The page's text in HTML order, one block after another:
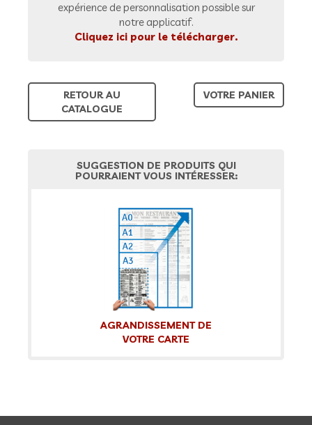
expérience de personnalisation possible sur
notre applicatif.
Cliquez ici pour le télécharger.
RETOUR AU
CATALOGUE
VOTRE PANIER
SUGGESTION DE PRODUITS QUI
POURRAIENT VOUS INTÉRESSER:
AGRANDISSEMENT DE
VOTRE CARTE